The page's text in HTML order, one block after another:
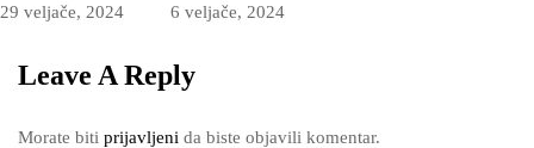
29 veljače, 2024 6 veljače, 2024
Leave A Reply
Morate biti prijavljeni da biste objavili komentar.